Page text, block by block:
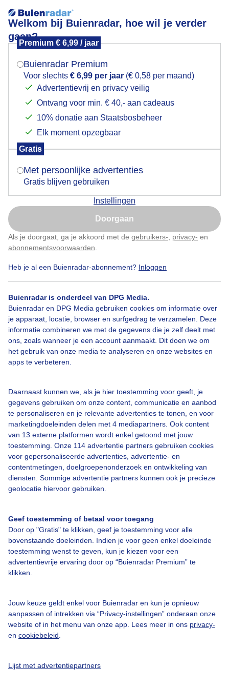
Welkom bij Buienradar, hoe wil je verder
gaan?
Premium € 6,99 / jaar
Buienradar Premium
Voor slechts € 6,99 per jaar (€ 0,58 per maand)
Advertentievrij en privacy veilig
Ontvang voor min. € 40,- aan cadeaus
10% donatie aan Staatsbosbeheer
Elk moment opzegbaar
Gratis
Met persoonlijke advertenties
Gratis blijven gebruiken
Instellingen
Doorgaan
Als je doorgaat, ga je akkoord met de gebruikers- privacy- en
abonnementsvoorwaarden
Heb je al een Buienradar-abonnement? Inloggen
Buienradar is onderdeel van DPG Media.
Buienradar en DPG Media gebruiken cookies om informatie over
je apparaat, locatie, browser en surfgedrag te verzamelen. Deze
informatie combineren we met de gegevens die je zelf deelt met
ons, zoals wanneer je een account aanmaakt. Dit doen we om
het gebruik van onze media te analyseren en onze websites en
apps te verbeteren.
Daarnaast kunnen we, als je hier toestemming voor geeft, je
gegevens gebruiken om onze content, communicatie en aanbod
te personaliseren en je relevante advertenties te tonen, en voor
marketingdoeleinden delen met 4 mediapartners. Ook content
van 13 externe platformen wordt enkel getoond met jouw
toestemming. Onze 114 advertentie partners gebruiken cookies
voor gepersonaliseerde advertenties, advertentie- en
contentmetingen, doelgroepenonderzoek en ontwikkeling van
diensten. Sommige advertentie partners kunnen ook je precieze
geolocatie hiervoor gebruiken.
Geef toestemming of betaal voor toegang
Door op "Gratis" te klikken, geef je toestemming voor alle
bovenstaande doeleinden. Indien je voor geen enkel doeleinde
toestemming wenst te geven, kun je kiezen voor een
advertentievrije ervaring door op “Buienradar Premium” te
klikken.
Jouw keuze geldt enkel voor Buienradar en kun je opnieuw
aanpassen of intrekken via “Privacy-instellingen” onderaan onze
website of in het menu van onze app. Lees meer in ons privacy-
en cookiebeleid
Lijst met advertentiepartners
Verkoeling aan het water Costa Brava
Door: Paula Ketz Gemaakt: 14-06-2026, 30x bekeken
Zon
Bekijk slideshow
Over Buienradar
Bedrijfsgegevens
Contact
Toegankelijkheid
Gebruikersvoorwaarden
Adverteren
Privacy beleid
Cookie beleid
Mogen we je locatie gebruiken voor het
Indien je hier nog geen akkoord op hebt gegeven,
verschijnt er zo een pop-up uit je browser waarin
Is goed, toon de popup
Nu niet, misschien later
Klik hierom dit aan te passen